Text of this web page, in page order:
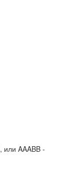
, или AAABB -